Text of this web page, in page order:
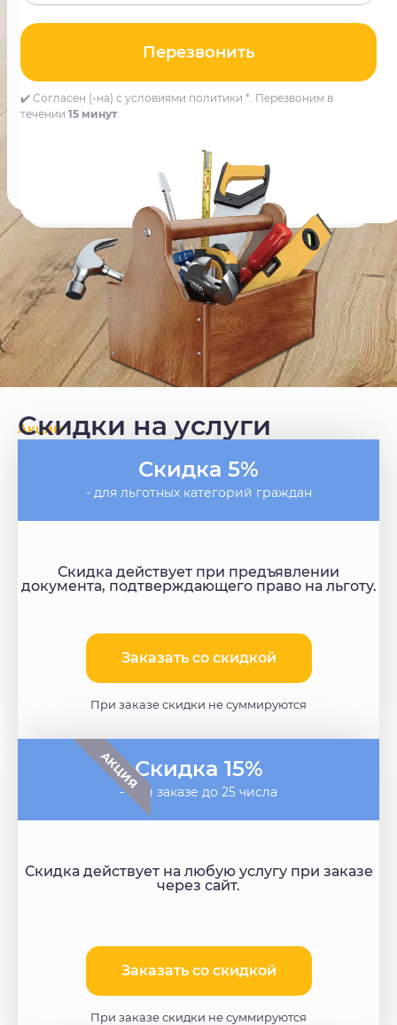
Перезвонить
✔️ Согласен (-на) с условиями политики *. Перезвоним в
течении 15 минут.
Акции
Скидки на услуги
Скидка 5%
- для льготных категорий граждан
Скидка действует при предъявлении
документа, подтверждающего право на льготу.
Заказать со скидкой​
При заказе скидки не суммируются
АКЦИЯСкидка 15%
- при заказе до 25 числа
Скидка действует на любую услугу при заказе
через сайт.
Заказать со скидкой
При заказе скидки не суммируются